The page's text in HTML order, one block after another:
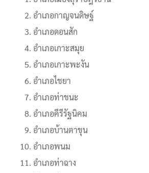
อำเภอกาญจนดิษฐ์
อำเภอดอนสัก
อำเภอเกาะสมุย
อำเภอเกาะพะงัน
อำเภอไชยา
อำเภอท่าชนะ
อำเภอคีรีรัฐนิคม
อำเภอบ้านตาขุน
อำเภอพนม
อำเภอท่าฉาง